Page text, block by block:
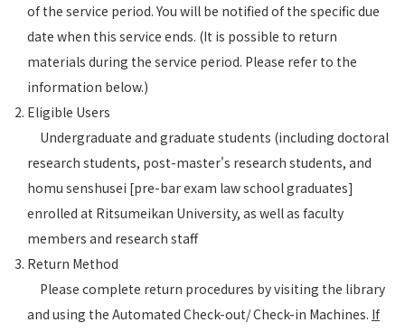
of the service period. You will be notified of the specific due
date when this service ends. (It is possible to return
materials during the service period. Please refer to the
information below.)
Eligible Users
Undergraduate and graduate students (including doctoral
research students, post-master's research students, and
homu senshusei [pre-bar exam law school graduates]
enrolled at Ritsumeikan University, as well as faculty
members and research staff
Return Method
Please complete return procedures by visiting the library
and using the Automated Check-out/ Check-in Machines. If